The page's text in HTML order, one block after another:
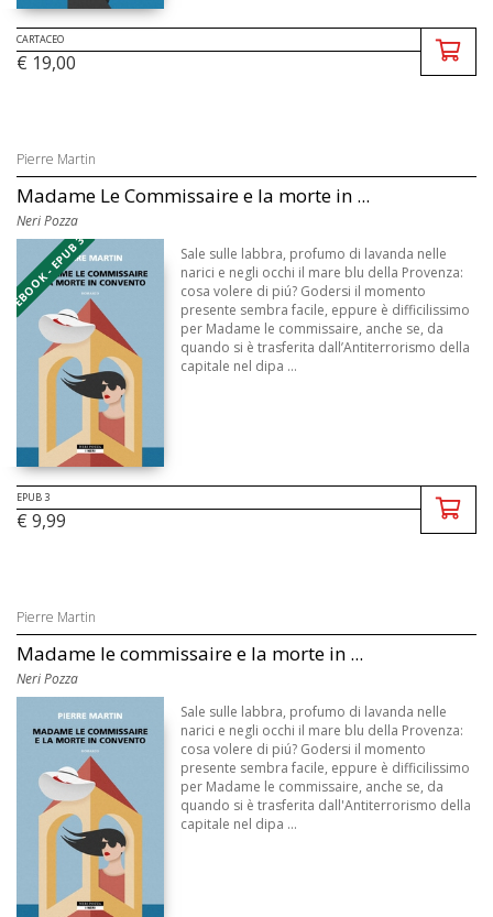
CARTACEO
€ 19,00
Pierre Martin
Madame Le Commissaire e la morte in ...
Neri Pozza
EBOOK - EPUB 3
Sale sulle labbra, profumo di lavanda nelle
narici e negli occhi il mare blu della Provenza:
cosa volere di piú? Godersi il momento
presente sembra facile, eppure è difficilissimo
per Madame le commissaire, anche se, da
quando si è trasferita dall’Antiterrorismo della
capitale nel dipa ...
EPUB 3
€ 9,99
Pierre Martin
Madame le commissaire e la morte in ...
Neri Pozza
Sale sulle labbra, profumo di lavanda nelle
narici e negli occhi il mare blu della Provenza:
cosa volere di piú? Godersi il momento
presente sembra facile, eppure è difficilissimo
per Madame le commissaire, anche se, da
quando si è trasferita dall'Antiterrorismo della
capitale nel dipa ...